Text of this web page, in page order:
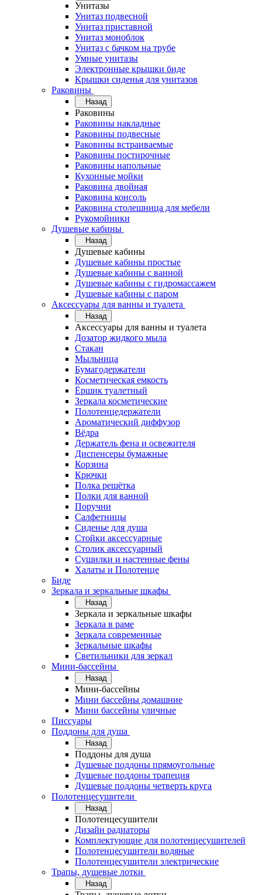
Унитазы
Унитаз подвесной
Унитаз приставной
Унитаз моноблок
Унитаз с бачком на трубе
Умные унитазы
Электронные крышки биде
Крышки сиденья для унитазов
Раковины
Назад
Раковины
Раковины накладные
Раковины подвесные
Раковины встраиваемые
Раковины постирочные
Раковины напольные
Кухонные мойки
Раковина двойная
Раковина консоль
Раковина столешница для мебели
Рукомойники
Душевые кабины
Назад
Душевые кабины
Душевые кабины простые
Душевые кабины с ванной
Душевые кабины с гидромассажем
Душевые кабины с паром
Аксессуары для ванны и туалета
Назад
Аксессуары для ванны и туалета
Дозатор жидкого мыла
Стакан
Мыльница
Бумагодержатели
Косметическая емкость
Ёршик туалетный
Зеркала косметические
Полотенцедержатели
Ароматический диффузор
Вёдра
Держатель фена и освежителя
Диспенсеры бумажные
Корзина
Крючки
Полка решётка
Полки для ванной
Поручни
Салфетницы
Сиденье для душа
Стойки аксессуарные
Столик аксессуарный
Сушилки и настенные фены
Халаты и Полотенце
Биде
Зеркала и зеркальные шкафы
Назад
Зеркала и зеркальные шкафы
Зеркала в раме
Зеркала современные
Зеркальные шкафы
Светильники для зеркал
Мини-бассейны
Назад
Мини-бассейны
Мини бассейны домашние
Мини бассейны уличные
Писсуары
Поддоны для душа
Назад
Поддоны для душа
Душевые поддоны прямоугольные
Душевые поддоны трапеция
Душевые поддоны четверть круга
Полотенцесушители
Назад
Полотенцесушители
Дизайн радиаторы
Комплектующие для полотенцесушителей
Полотенцесушители водяные
Полотенцесушители электрические
Трапы, душевые лотки
Назад